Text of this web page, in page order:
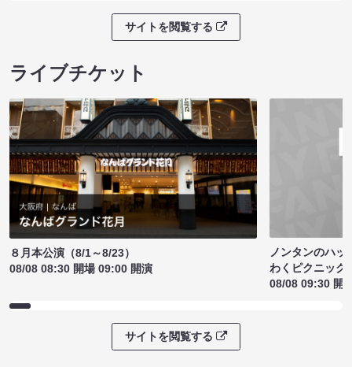
サイトを閲覧する
ライブチケット
８月本公演（8/1～8/23）
08/08 08:30 開場 09:00 開演
ノンタンのハッ
わくピクニック
08/08 09:30 開
サイトを閲覧する